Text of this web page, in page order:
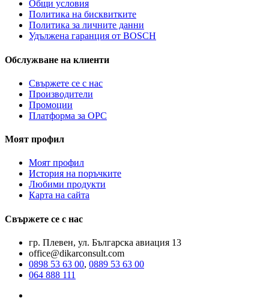
Общи условия
Политика на бисквитките
Политика за личните данни
Удължена гаранция от BOSCH
Обслужване на клиенти
Свържете се с нас
Производители
Промоции
Платформа за ОРС
Моят профил
Моят профил
История на поръчките
Любими продукти
Карта на сайта
Свържете се с нас
гр. Плевен, ул. Българска авиация 13
office@dikarconsult.com
0898 53 63 00, 0889 53 63 00
064 888 111